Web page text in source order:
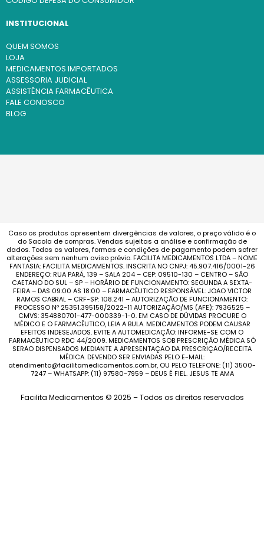
INSTITUCIONAL
QUEM SOMOS
LOJA
MEDICAMENTOS IMPORTADOS
ASSESSORIA JUDICIAL
ASSISTÊNCIA FARMACÊUTICA
FALE CONOSCO
BLOG
Caso os produtos apresentem divergências de valores, o preço válido é o
do Sacola de compras. Vendas sujeitas a análise e confirmação de
dados. Todos os valores, formas e condições de pagamento podem sofrer
alterações sem nenhum aviso prévio. FACILITA MEDICAMENTOS LTDA – NOME
FANTASIA: FACILITA MEDICAMENTOS. INSCRITA NO CNPJ: 45.907.416/0001-26
ENDEREÇO: RUA PARÁ, 139 – SALA 204 – CEP: 09510-130 – CENTRO – SÃO
CAETANO DO SUL – SP – HORÁRIO DE FUNCIONAMENTO: SEGUNDA A SEXTA-
FEIRA – DAS 09:00 AS 18:00 – FARMACÊUTICO RESPONSÁVEL: JOAO VICTOR
RAMOS CABRAL – CRF-SP: 108.241 – AUTORIZAÇÃO DE FUNCIONAMENTO:
PROCESSO Nº 25351.395158/2022-11 AUTORIZAÇÃO/MS (AFE): 7936525 –
CMVS: 354880701-477-000339-1-0. EM CASO DE DÚVIDAS PROCURE O
MÉDICO E O FARMACÊUTICO, LEIA A BULA. MEDICAMENTOS PODEM CAUSAR
EFEITOS INDESEJADOS. EVITE A AUTOMEDICAÇÃO: INFORME-SE COM O
FARMACÊUTICO RDC 44/2009. MEDICAMENTOS SOB PRESCRIÇÃO MÉDICA SÓ
SERÃO DISPENSADOS MEDIANTE A APRESENTAÇÃO DA PRESCRIÇÃO/RECEITA
MÉDICA. DEVENDO SER ENVIADAS PELO E-MAIL:
atendimento@facilitamedicamentos.com.br, OU PELO TELEFONE: (11) 3500-
7247 – WHATSAPP: (11) 97580-7959 – DEUS É FIEL. JESUS TE AMA
Facilita Medicamentos © 2025 – Todos os direitos reservados